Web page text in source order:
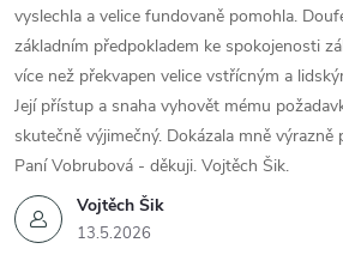
Vojtěch Šik
13.5.2026
vyslechla a velice fundovaně pomohla.
základním předpokladem ke spokojenosti
více než překvapen velice vstřícným a
Její přístup a snaha vyhovět mému
skutečně výjimečný. Dokázala mně
Paní Vobrubová - děkuji. Vojtěch Šik.